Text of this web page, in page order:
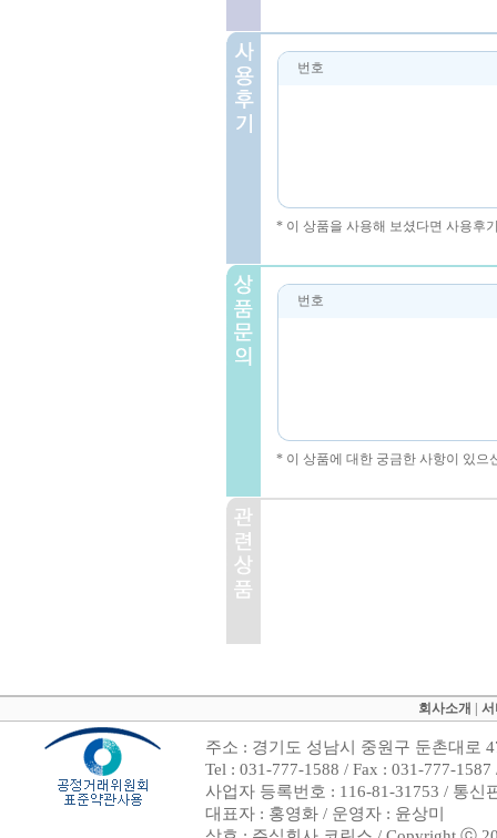
번호
* 이 상품을 사용해 보셨다면 사용후
번호
* 이 상품에 대한 궁금한 사항이 있으
회사소개
주소 : 경기도 성남시 중원구 둔촌대로
Tel : 031-777-1588 / Fax : 031-777-
사업자 등록번호 : 116-81-31753 / 통신
대표자 : 홍영화 / 운영자 : 윤상미